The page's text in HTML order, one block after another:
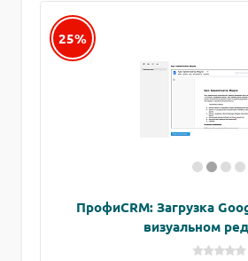
25%
ПрофиCRM: Загрузка
визуальном